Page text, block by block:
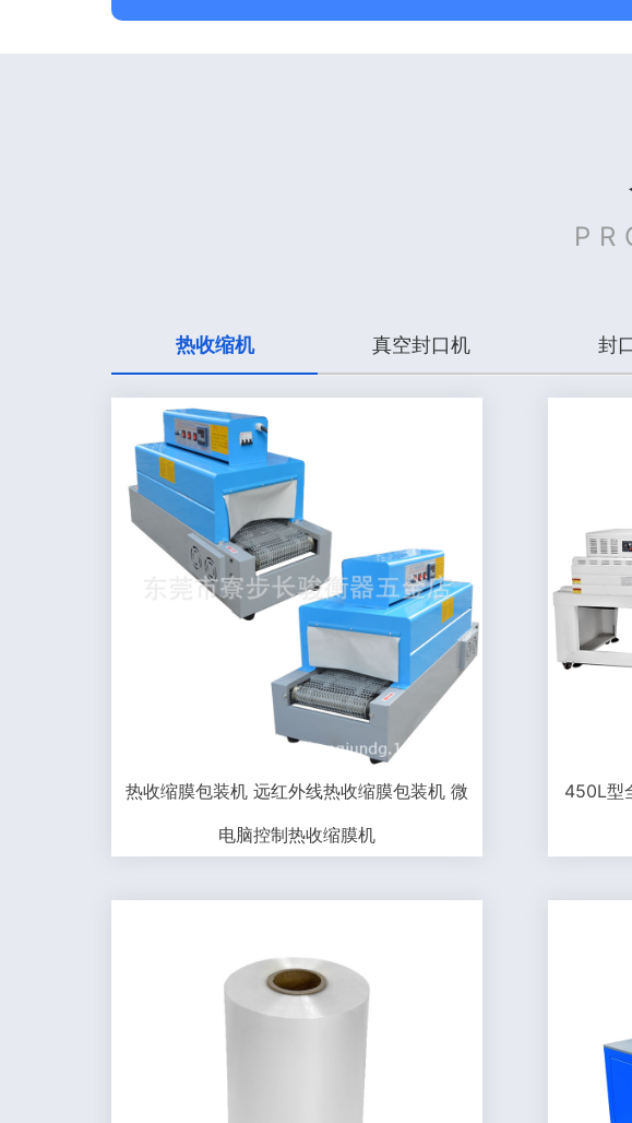
热收缩机 真空封口机 封
热收缩膜包装机 远红外线热收缩膜包装机 微
电脑控制热收缩膜机
450L型